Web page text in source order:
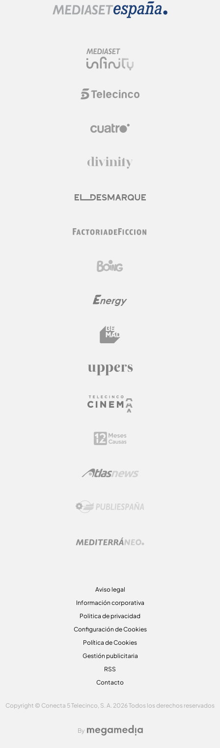
Aviso legal
Información corporativa
Politica de privacidad
Configuración de Cookies
Política de Cookies
Gestión publicitaria
RSS
Contacto
Copyright © Conecta 5 Telecinco, S. A. 2026 Todos los derechos reservados
By